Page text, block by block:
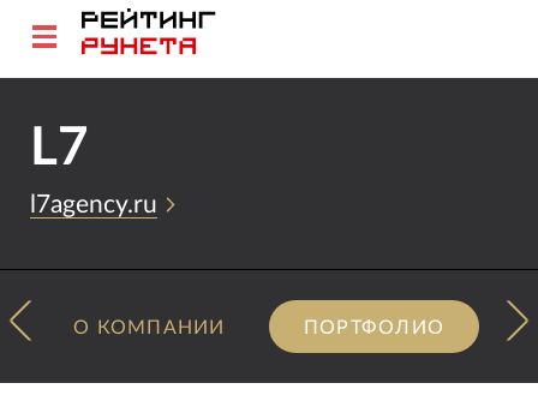
L7
l7agency.ru
О КОМПАНИИ ПОРТФОЛИО